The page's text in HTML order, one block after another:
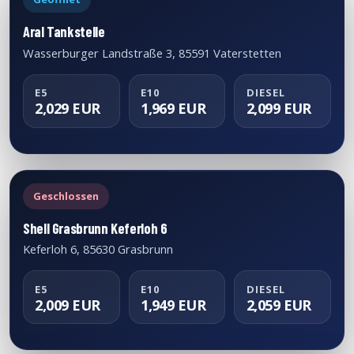
Aral Tankstelle
Wasserburger Landstraße 3, 85591 Vaterstetten
E5
2,029 EUR
E10
1,969 EUR
DIESEL
2,099 EUR
Geschlossen
Shell Grasbrunn Keferloh 6
Keferloh 6, 85630 Grasbrunn
E5
2,009 EUR
E10
1,949 EUR
DIESEL
2,059 EUR